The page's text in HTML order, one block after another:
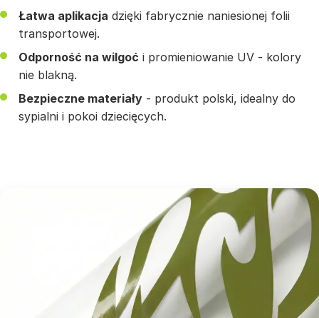
Łatwa aplikacja dzięki fabrycznie naniesionej folii
transportowej.
Odporność na wilgoć i promieniowanie UV - kolory
nie blakną.
Bezpieczne materiały - produkt polski, idealny do
sypialni i pokoi dziecięcych.